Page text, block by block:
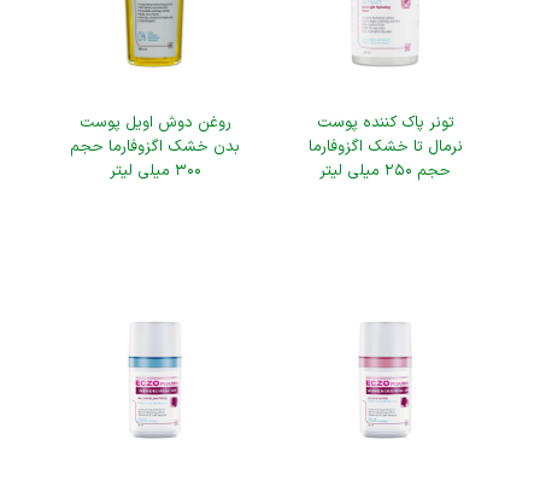
تونر پاک کننده پوست
نرمال تا خشک اگزوفارما
حجم ۲۵۰ میلی لیتر
روغن دوش اویل پوست
بدن خشک اگزوفارما حجم
۳۰۰ میلی لیتر